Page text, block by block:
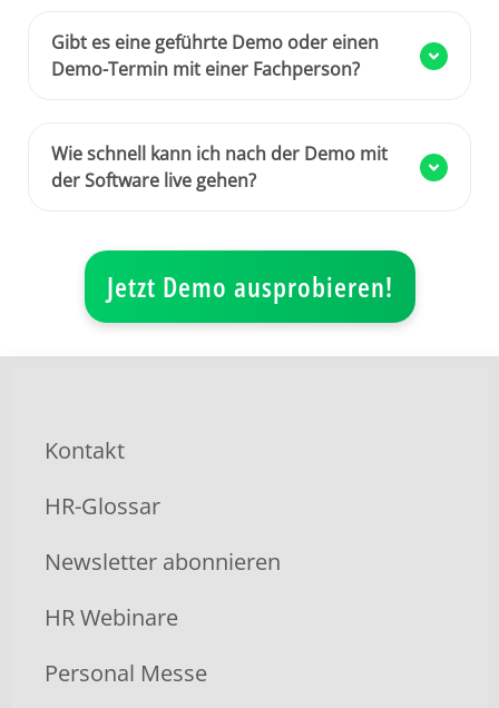
Gibt es eine geführte Demo oder einen
Demo-Termin mit einer Fachperson?
Wie schnell kann ich nach der Demo mit
der Software live gehen?
Jetzt Demo ausprobieren!
Kontakt
HR-Glossar
Newsletter abonnieren
HR Webinare
Personal Messe